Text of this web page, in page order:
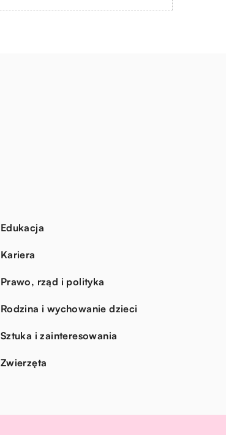
Edukacja
Kariera
Prawo, rząd i polityka
Rodzina i wychowanie dzieci
Sztuka i zainteresowania
Zwierzęta